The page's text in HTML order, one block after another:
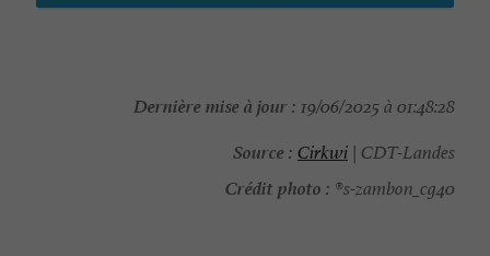
Dernière mise à jour : 19/06/2025 à 01:48:28
Source : Cirkwi | CDT-Landes
Crédit photo : ®s-zambon_cg40